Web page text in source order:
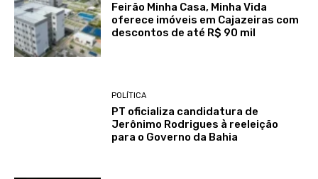
Feirão Minha Casa, Minha Vida
oferece imóveis em Cajazeiras com
descontos de até R$ 90 mil
POLÍTICA
PT oficializa candidatura de
Jerônimo Rodrigues à reeleição
para o Governo da Bahia